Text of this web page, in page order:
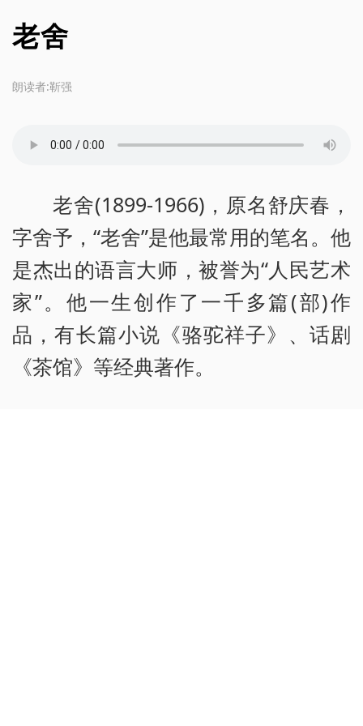
老舍
朗读者:靳强
老舍(1899-1966)，原名舒庆春，
字舍予，“老舍”是他最常用的笔名。他
是杰出的语言大师，被誉为“人民艺术
家”。他一生创作了一千多篇(部)作
品，有长篇小说《骆驼祥子》、话剧
《茶馆》等经典著作。